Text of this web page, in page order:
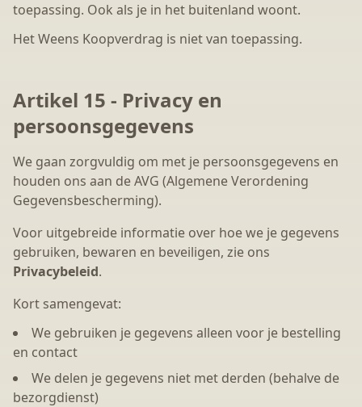
toepassing. Ook als je in het buitenland woont.
Het Weens Koopverdrag is niet van toepassing.
Artikel 15 - Privacy en
persoonsgegevens
We gaan zorgvuldig om met je persoonsgegevens en
houden ons aan de AVG (Algemene Verordening
Gegevensbescherming).
Voor uitgebreide informatie over hoe we je gegevens
gebruiken, bewaren en beveiligen, zie ons
Privacybeleid.
Kort samengevat:
We gebruiken je gegevens alleen voor je bestelling
en contact
We delen je gegevens niet met derden (behalve de
bezorgdienst)